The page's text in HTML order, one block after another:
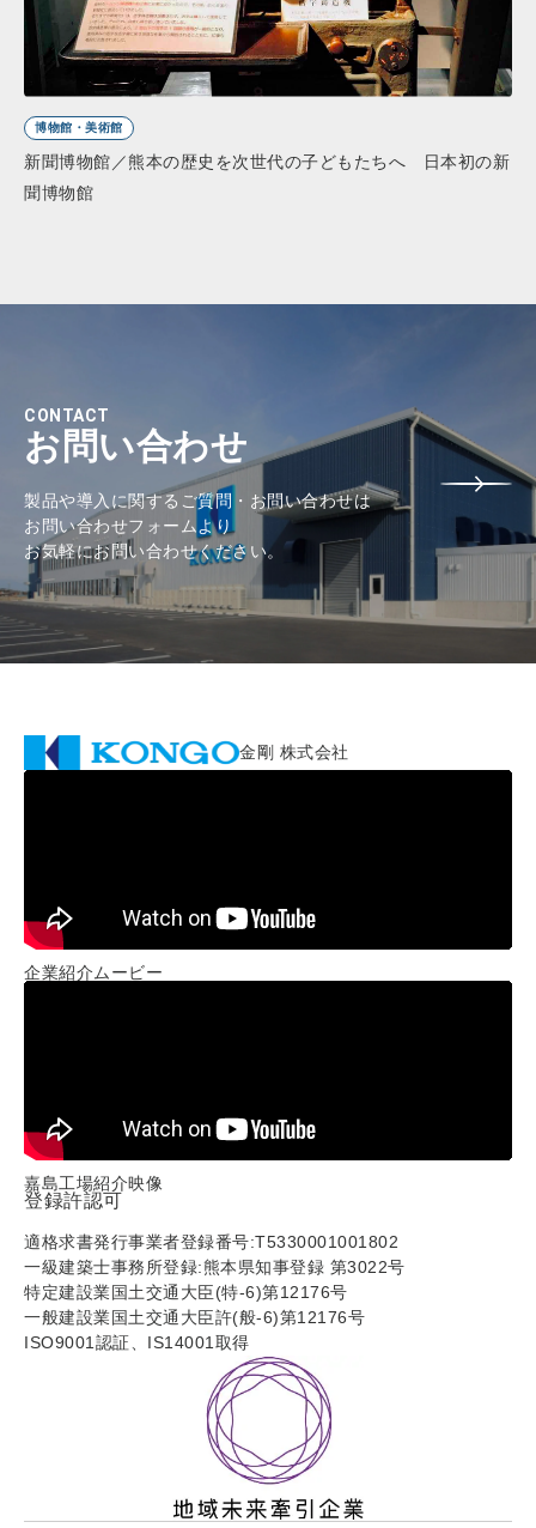
博物館・美術館
新聞博物館／熊本の歴史を次世代の子どもたちへ 日本初の新
聞博物館
CONTACT
お問い合わせ
製品や導入に関するご質問・お問い合わせは
お問い合わせフォームより
お気軽にお問い合わせください。
金剛 株式会社
企業紹介ムービー
嘉島工場紹介映像
登録許認可
適格求書発行事業者登録番号:T5330001001802
一級建築士事務所登録:熊本県知事登録 第3022号
特定建設業国土交通大臣(特-6)第12176号
一般建設業国土交通大臣許(般-6)第12176号
ISO9001認証、IS14001取得